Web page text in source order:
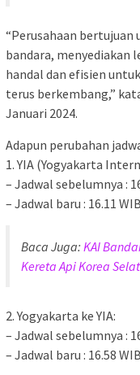
“Perusahaan
bandara, menyediakan
handal dan efisien
terus berkembang,”
Januari 2024.
Adapun perubahan
1. YIA (Yogyakarta
– Jadwal sebelumnya :
– Jadwal baru : 16.11 WIB
Baca Juga: KAI
Kereta Api Korea
2. Yogyakarta ke YIA:
– Jadwal sebelumnya :
– Jadwal baru : 16.58 WIB